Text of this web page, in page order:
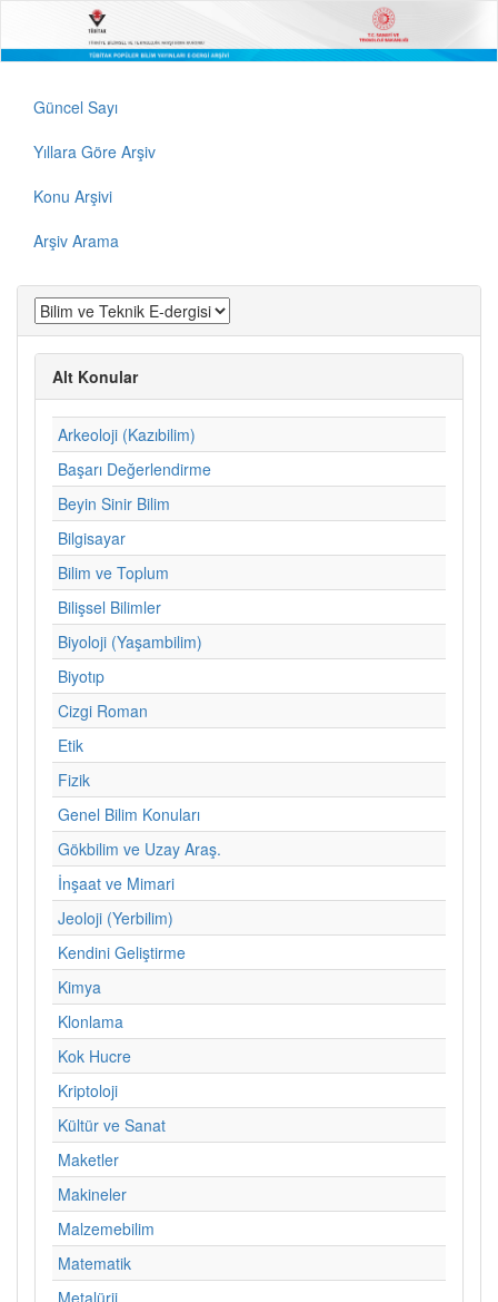
Güncel Sayı
Yıllara Göre Arşiv
Konu Arşivi
Arşiv Arama
Alt Konular
Arkeoloji (Kazıbilim)
Başarı Değerlendirme
Beyin Sinir Bilim
Bilgisayar
Bilim ve Toplum
Bilişsel Bilimler
Biyoloji (Yaşambilim)
Biyotıp
Cizgi Roman
Etik
Fizik
Genel Bilim Konuları
Gökbilim ve Uzay Araş.
İnşaat ve Mimari
Jeoloji (Yerbilim)
Kendini Geliştirme
Kimya
Klonlama
Kok Hucre
Kriptoloji
Kültür ve Sanat
Maketler
Makineler
Malzemebilim
Matematik
Metalürji